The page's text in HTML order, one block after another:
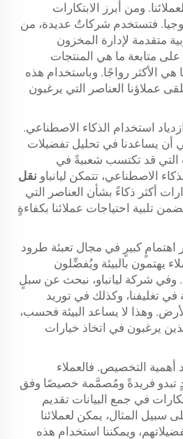
ومن أبرز الابتكارات
فتستخدم شركاتٌ عديدة، من
متقدمة لإدارة المخزون
متابعة ما هي المنتجات
هي الأكثر رواجًا. وباستخدام هذه
عملاؤنا العناصر التي يرغبون
استخدام الذكاء الاصطناعي.
أن يساعدنا في تحليل تفضيلات
التي قد تكتسب شعبيةً في
الاصطناعي، تتمكن ليانباو نقل
أكثر ذكاءً بشأن العناصر التي
تلبية احتياجات عملائنا بكفاءةٍ
اهتمامٍ كبيرٍ في مجال تعبئة طرود
يهتمون بالبيئة ويُفضِّلون
وفي شركة ليانباو، نبحث عن سبلٍ
تغليفنا، وكذلك في توريد
وهذا لا يساعد البيئة فحسب،
يرغبون في اتخاذ خيارات
أهمية التخصيص. فالعملاء
تبدو فريدةً ومُصمَّمة خصيصًا وفق
في جمع البيانات تقديم
سبيل المثال، يمكن لعملائنا
ويمكننا استخدام هذه